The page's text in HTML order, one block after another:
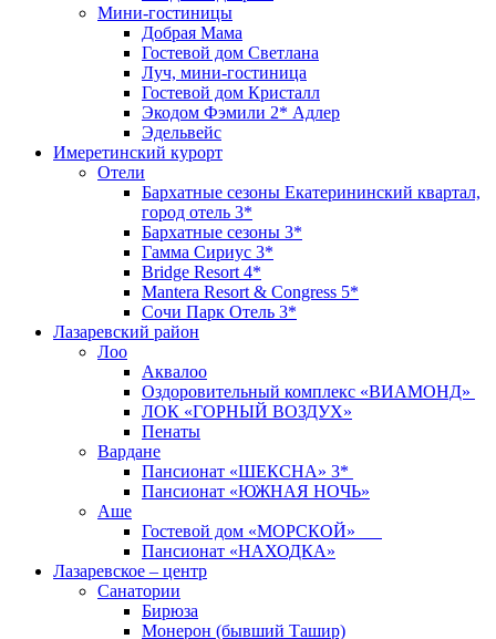
Мини-гостиницы
Добрая Мама
Гостевой дом Светлана
Луч, мини-гостиница
Гостевой дом Кристалл
Экодом Фэмили 2* Адлер
Эдельвейс
Имеретинский курорт
Отели
Бархатные сезоны Екатерининский квартал,
город отель 3*
Бархатные сезоны 3*
Гамма Сириус 3*
Bridge Resort 4*
Mantera Resort & Congress 5*
Сочи Парк Отель 3*
Лазаревский район
Лоо
Аквалоо
Оздоровительный комплекс «ВИАМОНД»
ЛОК «ГОРНЫЙ ВОЗДУХ»
Пенаты
Вардане
Пансионат «ШЕКСНА» 3*
Пансионат «ЮЖНАЯ НОЧЬ»
Аше
Гостевой дом «МОРСКОЙ»
Пансионат «НАХОДКА»
Лазаревское – центр
Санатории
Бирюза
Монерон (бывший Ташир)